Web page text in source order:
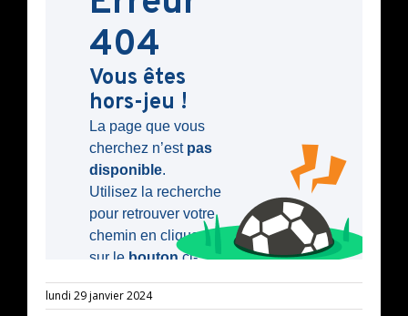
lundi 29 janvier 2024